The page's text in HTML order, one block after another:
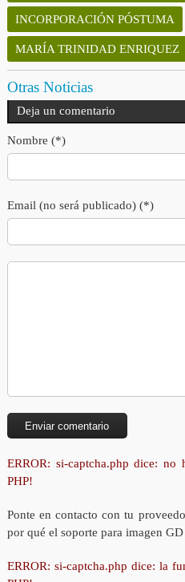
INCORPORACIÓN PÓSTUMA
MARÍA TRINIDAD ENRIQUEZ
Otras Noticias
Deja un comentario
Nombre (*)
Email (no será publicado) (*)
ERROR: si-captcha.php dice:
PHP!
Ponte en contacto con tu
por qué el soporte para imagen
ERROR: si-captcha.php dice: la